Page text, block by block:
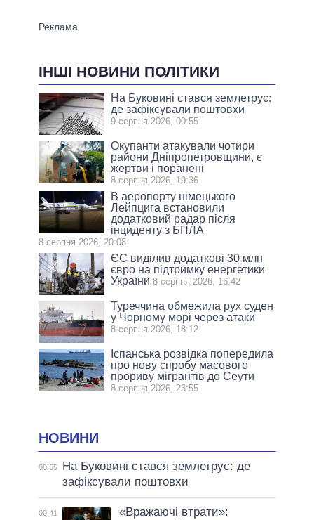
ІНШІ НОВИНИ ПОЛІТИКИ
На Буковині стався землетрус:
де зафіксували поштовхи
9 серпня 2026, 00:55
Окупанти атакували чотири
райони Дніпропетровщини, є
жертви і поранені
8 серпня 2026, 19:36
В аеропорту німецького
Лейпцига встановили
додатковий радар після
інциденту з БПЛА
8 серпня 2026, 20:08
ЄС виділив додаткові 30 млн
євро на підтримку енергетики
України 8 серпня 2026, 16:42
Туреччина обмежила рух суден
у Чорному морі через атаки
8 серпня 2026, 18:12
Іспанська розвідка попередила
про нову спробу масового
прориву мігрантів до Сеути
8 серпня 2026, 23:55
НОВИНИ
00:55
На Буковині стався землетрус: де
зафіксували поштовхи
00:41
«Вражаючі втрати»: